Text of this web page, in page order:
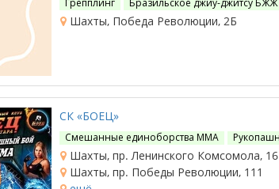
Грепплинг Бразильское джиу-джитсу БЖЖ
Шахты, Победа Революции, 2Б
СК «БОЕЦ»
Смешанные единоборства ММА
Шахты, пр. Ленинского Комсомола, 16
Шахты, пр. Победы Революции, 111